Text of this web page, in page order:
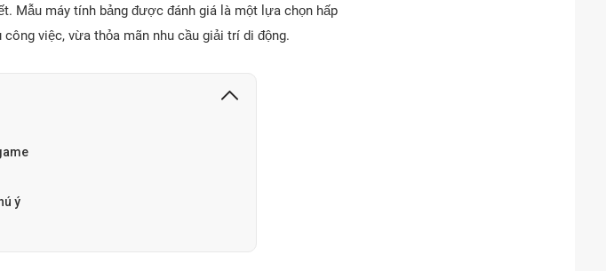
Mẫu máy tính bảng được đánh giá là một lựa chọn hấp
việc, vừa thỏa mãn nhu cầu giải trí di động.
ý